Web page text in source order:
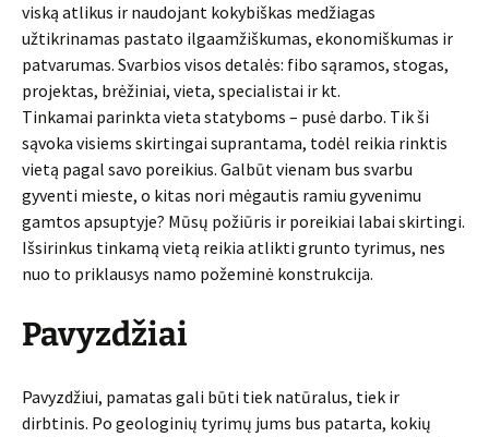
viską atlikus ir naudojant kokybiškas medžiagas
užtikrinamas pastato ilgaamžiškumas, ekonomiškumas ir
patvarumas. Svarbios visos detalės: fibo sąramos, stogas,
projektas, brėžiniai, vieta, specialistai ir kt.
Tinkamai parinkta vieta statyboms – pusė darbo. Tik ši
sąvoka visiems skirtingai suprantama, todėl reikia rinktis
vietą pagal savo poreikius. Galbūt vienam bus svarbu
gyventi mieste, o kitas nori mėgautis ramiu gyvenimu
gamtos apsuptyje? Mūsų požiūris ir poreikiai labai skirtingi.
Išsirinkus tinkamą vietą reikia atlikti grunto tyrimus, nes
nuo to priklausys namo požeminė konstrukcija.
Pavyzdžiai
Pavyzdžiui, pamatas gali būti tiek natūralus, tiek ir
dirbtinis. Po geologinių tyrimų jums bus patarta, kokių